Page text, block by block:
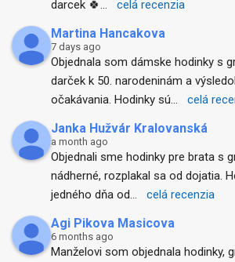
darcek 🍀... celá recenzia
Martina Hancakova
7 days ago
Objednala som dámske hodinky s
darček k 50. narodeninám a
očakávania. Hodinky sú... celá
Janka Hužvár Kralovanská
a month ago
Objednali sme hodinky pre brata s
nádherné, rozplakal sa od dojatia.
jedného dňa od... celá recenzia
Agi Pikova Masicova
6 months ago
Manželovi som objednala hodinky,